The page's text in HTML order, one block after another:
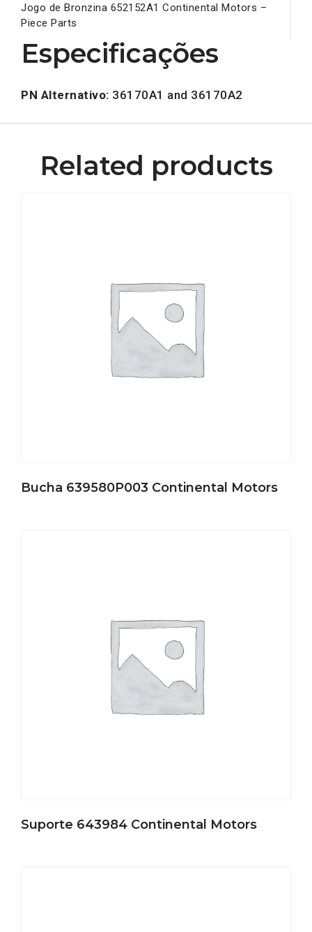
Jogo de Bronzina 652152A1 Continental Motors –
Piece Parts
Especificações
PN Alternativo: 36170A1 and 36170A2
Related products
Bucha 639580P003 Continental Motors
Suporte 643984 Continental Motors